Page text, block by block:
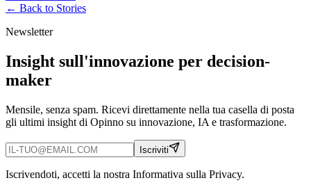
← Back to Stories
Newsletter
Insight sull'innovazione per decision-
maker
Mensile, senza spam. Ricevi direttamente nella tua casella di posta
gli ultimi insight di Opinno su innovazione, IA e trasformazione.
Iscriviti
Iscrivendoti, accetti la nostra Informativa sulla Privacy.